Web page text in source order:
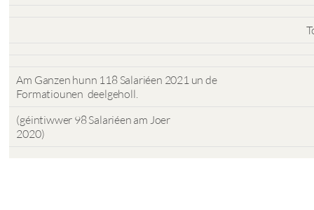
Am Ganzen hunn 118 Salariéen 2021 un de
Formatiounen deelgeholl.
(géintiwwer 98 Salariéen am Joer
2020)